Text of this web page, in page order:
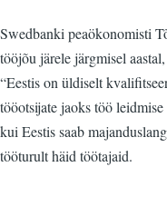
Swedbanki peaökonomisti
tööjõu järele järgmisel
“Eestis on üldiselt
tööotsijate jaoks töö
kui Eestis saab
tööturult häid töötajaid.